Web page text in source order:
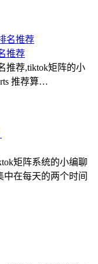
推荐
推荐,tiktok矩阵的小
推荐算…
矩阵系统的小编聊
中在每天的两个时间